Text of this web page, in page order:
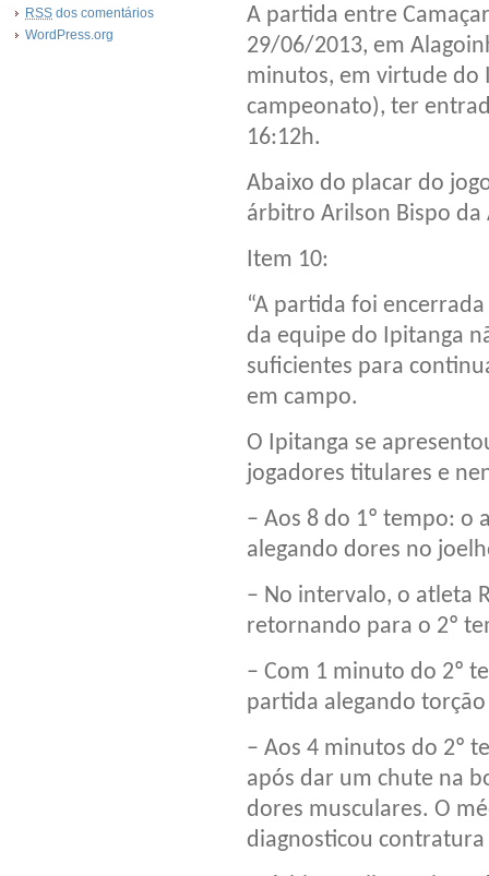
RSS dos comentários
WordPress.org
A partida entre
29/06/2013, em
minutos, em virtude do
campeonato), ter
16:12h.
Abaixo do placar do
árbitro Arilson Bispo da
Item 10:
“A partida foi
da equipe do Ipitanga
suficientes para
em campo.
O Ipitanga se
jogadores titulares e
– Aos 8 do 1º tempo: o
alegando dores no
– No intervalo, o atleta
retornando para o 2º
– Com 1 minuto do 2º
partida alegando
– Aos 4 minutos do 2º
após dar um chute na
dores musculares. O
diagnosticou contratura